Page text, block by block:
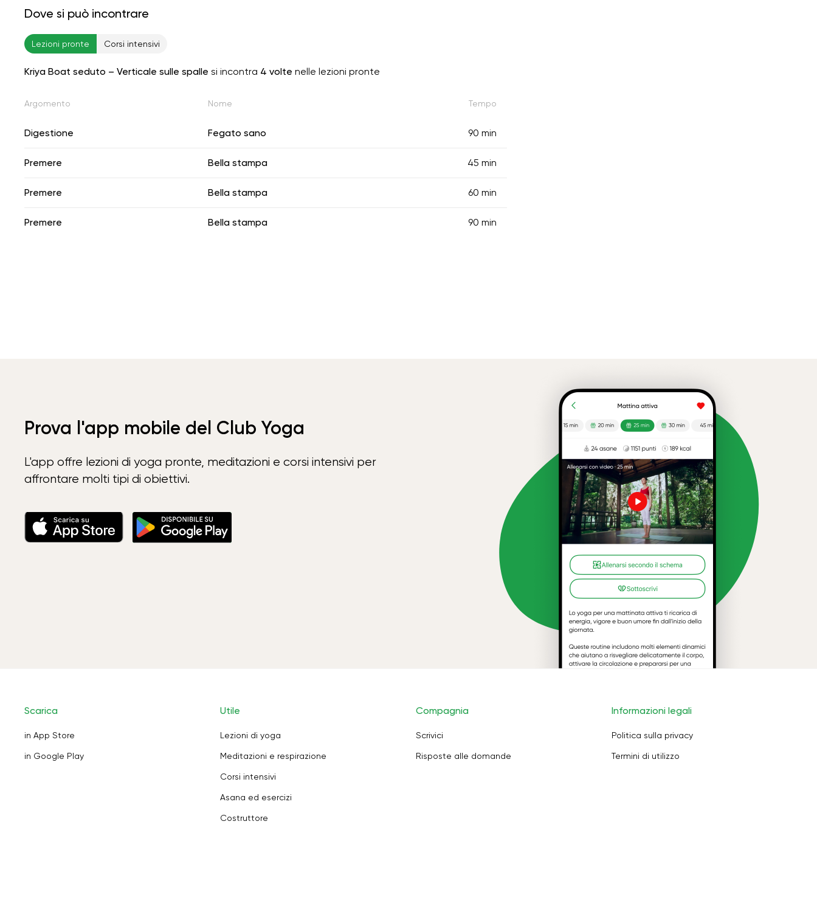
Dove si può incontrare
Lezioni pronte Corsi intensivi
Kriya Boat seduto – Verticale sulle spalle si incontra 4 volte nelle lezioni pronte
Argomento Nome Tempo
Digestione Fegato sano 90 min
Premere Bella stampa 45 min
Premere Bella stampa 60 min
Premere Bella stampa 90 min
Prova l'app mobile del Club Yoga
L'app offre lezioni di yoga pronte, meditazioni e corsi intensivi per
affrontare molti tipi di obiettivi.
Scarica
in App Store
in Google Play
Utile
Lezioni di yoga
Meditazioni e respirazione
Corsi intensivi
Asana ed esercizi
Costruttore
Compagnia
Scrivici
Risposte alle domande
Informazioni legali
Politica sulla privacy
Termini di utilizzo